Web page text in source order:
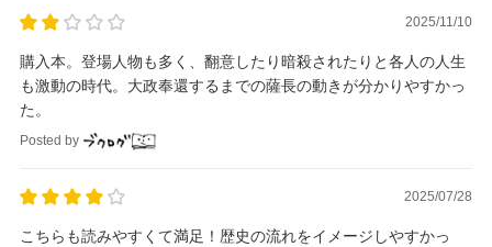
2025/11/10
購入本。登場人物も多く、翻意したり暗殺されたりと各人の人生
も激動の時代。大政奉還するまでの薩長の動きが分かりやすかっ
た。
Posted by
2025/07/28
こちらも読みやすくて満足！歴史の流れをイメージしやすかっ